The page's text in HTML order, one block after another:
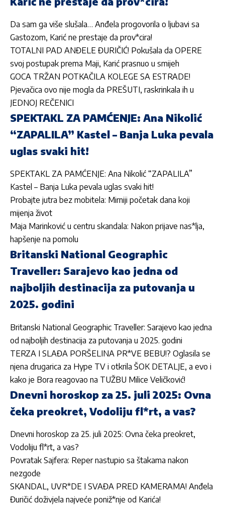
Da sam ga više slušala… Anđela progovorila o ljubavi sa
Gastozom, Karić ne prestaje da prov*cira!
TOTALNI PAD ANĐELE ĐURIČIĆ! Pokušala da OPERE
svoj postupak prema Maji, Karić prasnuo u smijeh
GOCA TRŽAN POTKAČILA KOLEGE SA ESTRADE!
Pjevačica ovo nije mogla da PREŠUTI, raskrinkala ih u
JEDNOJ REČENICI
SPEKTAKL ZA PAMĆENJE: Ana Nikolić
“ZAPALILA” Kastel – Banja Luka pevala
uglas svaki hit!
SPEKTAKL ZA PAMĆENJE: Ana Nikolić “ZAPALILA”
Kastel – Banja Luka pevala uglas svaki hit!
Probajte jutra bez mobitela: Mirniji početak dana koji
mijenja život
Maja Marinković u centru skandala: Nakon prijave nas*lja,
hapšenje na pomolu
Britanski National Geographic
Traveller: Sarajevo kao jedna od
najboljih destinacija za putovanja u
2025. godini
Britanski National Geographic Traveller: Sarajevo kao jedna
od najboljih destinacija za putovanja u 2025. godini
TERZA I SLAĐA PORŠELINA PR*VE BEBU!? Oglasila se
njena drugarica za Hype TV i otkrila ŠOK DETALJE, a evo i
kako je Bora reagovao na TUŽBU Milice Veličković!
Dnevni horoskop za 25. juli 2025: Ovna
čeka preokret, Vodoliju fl*rt, a vas?
Dnevni horoskop za 25. juli 2025: Ovna čeka preokret,
Vodoliju fl*rt, a vas?
Povratak Sajfera: Reper nastupio sa štakama nakon
nezgode
SKANDAL, UVR*DE I SVAĐA PRED KAMERAMA! Anđela
Đuričić doživjela najveće poniž*nje od Karića!